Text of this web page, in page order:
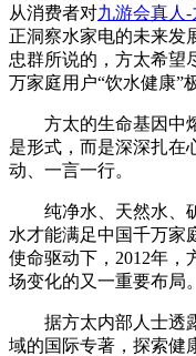
从消费者对九游会真人
正洞察水家电的未来发
忠群所说的，方太希望
万家庭用户“饮水健康”
方太的生命基因中熔
是形式，而是深深扎在
动、一言一行。
纯净水、天然水、
水才能满足中国千万家
使命驱动下，2012年，
场变化的又一重要布局。
据方太内部人士透露
域的国际专著，探索健